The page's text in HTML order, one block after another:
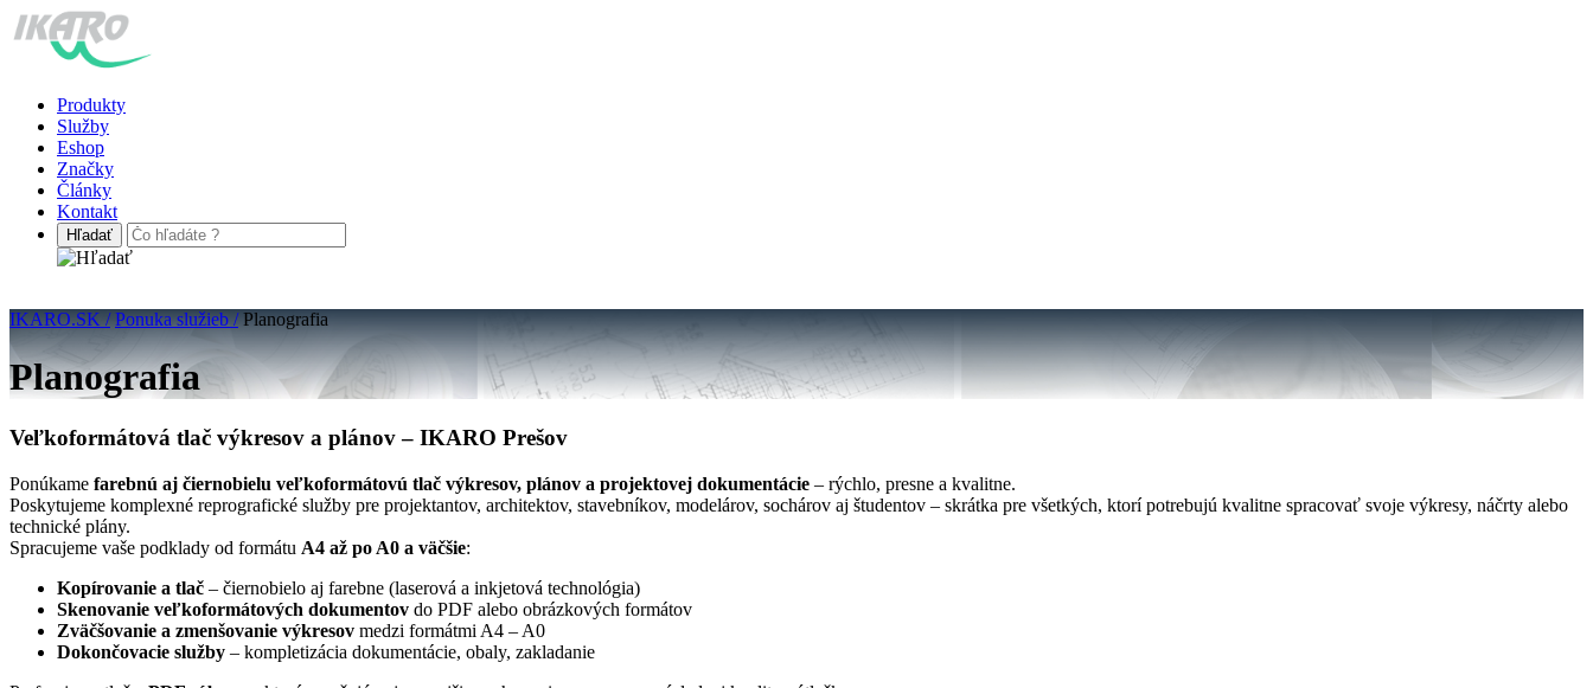
Produkty
Služby
Eshop
Značky
Články
Kontakt
IKARO.SK / Ponuka služieb /Planografia
Planografia
Veľkoformátová tlač výkresov a plánov – IKARO Prešov
Ponúkame farebnú aj čiernobielu veľkoformátovú tlač výkresov, plánov a projektovej dokumentácie – rýchlo, presne a kvalitne.
Poskytujeme komplexné reprografické služby pre projektantov, architektov, stavebníkov, modelárov, sochárov aj študentov – skrátka pre všetkých, ktorí potrebujú kvalitne spracovať svoje výkresy, náčrty alebo
technické plány.
Spracujeme vaše podklady od formátu A4 až po A0 a väčšie:
Kopírovanie a tlač – čiernobielo aj farebne (laserová a inkjetová technológia)
Skenovanie veľkoformátových dokumentov do PDF alebo obrázkových formátov
Zväčšovanie a zmenšovanie výkresov medzi formátmi A4 – A0
Dokončovacie služby – kompletizácia dokumentácie, obaly, zakladanie